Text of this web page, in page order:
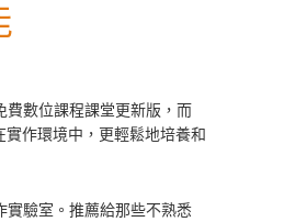
費數位課程課堂更新版，而
作環境中，更輕鬆地培養和
實驗室。推薦給那些不熟悉